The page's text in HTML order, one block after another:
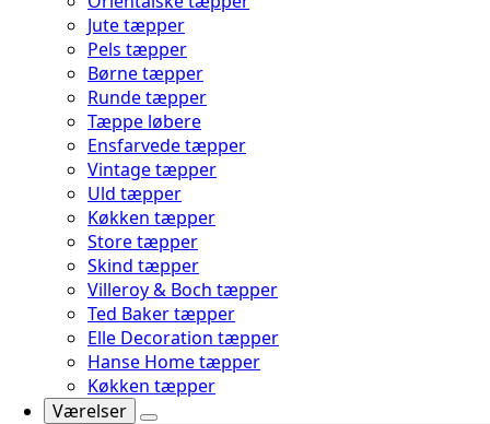
Jute tæpper
Pels tæpper
Børne tæpper
Runde tæpper
Tæppe løbere
Ensfarvede tæpper
Vintage tæpper
Uld tæpper
Køkken tæpper
Store tæpper
Skind tæpper
Villeroy & Boch tæpper
Ted Baker tæpper
Elle Decoration tæpper
Hanse Home tæpper
Køkken tæpper
Værelser